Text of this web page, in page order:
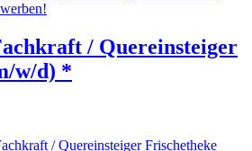
/ Quereinsteiger
w/d) *